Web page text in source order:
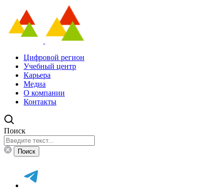
Цифровой регион
Учебный центр
Карьера
Медиа
О компании
Контакты
Поиск
Поиск